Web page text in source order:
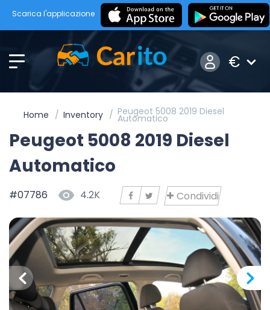
Scarica l'applicazione
€
Home Inventory Peugeot 5008 2019 Diesel
Automatico
Peugeot 5008 2019 Diesel
Automatico
#07786 4.2K Condividi